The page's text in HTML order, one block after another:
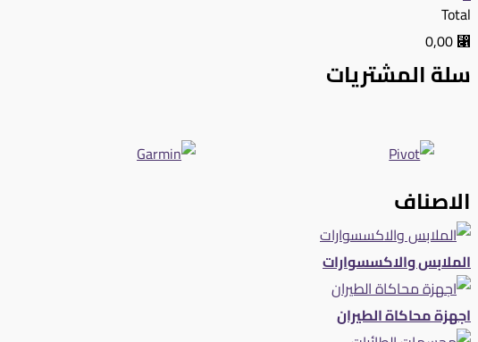
Total
⃁ 0,00
سلة المشتريات
الاصناف
الملابس والاكسسوارات
اجهزة محاكاة الطيران